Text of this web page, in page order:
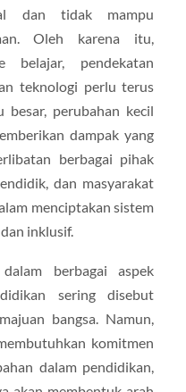
dan tidak mampu
Oleh karena itu,
belajar, pendekatan
teknologi perlu terus
besar, perubahan kecil
dampak yang
berbagai pihak
dan masyarakat
menciptakan sistem
inklusif.
berbagai aspek
sering disebut
bangsa. Namun,
komitmen
dalam pendidikan,